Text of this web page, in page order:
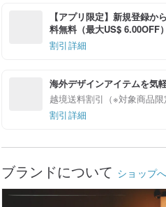
【アプリ限定】新規登録
料無料（最大US$ 6.00OFF）
割引詳細
海外デザインアイテムを気
越境送料割引（※対象商品限
割引詳細
ブランドについて ショップへ